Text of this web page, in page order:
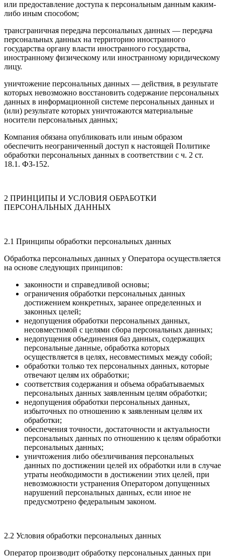
или предоставление доступа к персональным данным каким-
либо иным способом;
трансграничная передача персональных данных — передача
персональных данных на территорию иностранного
государства органу власти иностранного государства,
иностранному физическому или иностранному юридическому
лицу.
уничтожение персональных данных — действия, в результате
которых невозможно восстановить содержание персональных
данных в информационной системе персональных данных и
(или) результате которых уничтожаются материальные
носители персональных данных;
Компания обязана опубликовать или иным образом
обеспечить неограниченный доступ к настоящей Политике
обработки персональных данных в соответствии с ч. 2 ст.
18.1. ФЗ-152.
2 ПРИНЦИПЫ И УСЛОВИЯ ОБРАБОТКИ
ПЕРСОНАЛЬНЫХ ДАННЫХ
2.1 Принципы обработки персональных данных
Обработка персональных данных у Оператора осуществляется
на основе следующих принципов:
законности и справедливой основы;
ограничения обработки персональных данных
достижением конкретных, заранее определенных и
законных целей;
недопущения обработки персональных данных,
несовместимой с целями сбора персональных данных;
недопущения объединения баз данных, содержащих
персональные данные, обработка которых
осуществляется в целях, несовместимых между собой;
обработки только тех персональных данных, которые
отвечают целям их обработки;
соответствия содержания и объема обрабатываемых
персональных данных заявленным целям обработки;
недопущения обработки персональных данных,
избыточных по отношению к заявленным целям их
обработки;
обеспечения точности, достаточности и актуальности
персональных данных по отношению к целям обработки
персональных данных;
уничтожения либо обезличивания персональных
данных по достижении целей их обработки или в случае
утраты необходимости в достижении этих целей, при
невозможности устранения Оператором допущенных
нарушений персональных данных, если иное не
предусмотрено федеральным законом.
2.2 Условия обработки персональных данных
Оператор производит обработку персональных данных при